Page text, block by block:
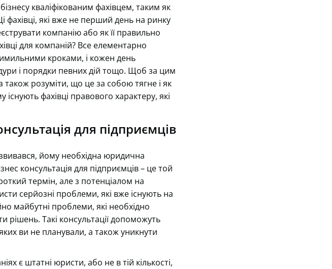
кваліфікованим фахівцем, таким як
фахівці, які вже не перший день на ринку
компанію або як її правильно
для компаній? Все елементарно
кроками, і кожен день
і порядки певних дій тощо. Щоб за цим
також розуміти, що це за собою тягне і як
фахівці правового характеру, які
для підприємців
йому необхідна юридична
консультація для підприємців – це той
термін, але з потенціалом на
серйозні проблеми, які вже існують на
майбутні проблеми, які необхідно
рішень. Такі консультації допоможуть
ви не планували, а також уникнути
є штатні юристи, або не в тій кількості,